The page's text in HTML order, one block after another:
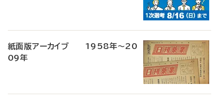
紙面版アーカイブ 1958年～20
09年